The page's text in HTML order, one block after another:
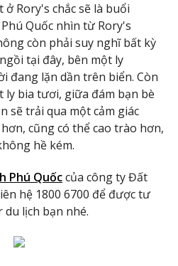
Rory's chắc sẽ là buổi
Quốc nhìn từ Rory's
còn phải suy nghĩ bất kỳ
tại đây, bên một ly
đang lặn dần trên biển. Còn
bia tươi, giữa đám bạn bè
sẽ trải qua một cảm giác
cũng có thể cao trào hơn,
hề kém.
Phú Quốccủa công ty Đất
hệ 1800 6700 để được tư
du lịch bạn nhé.